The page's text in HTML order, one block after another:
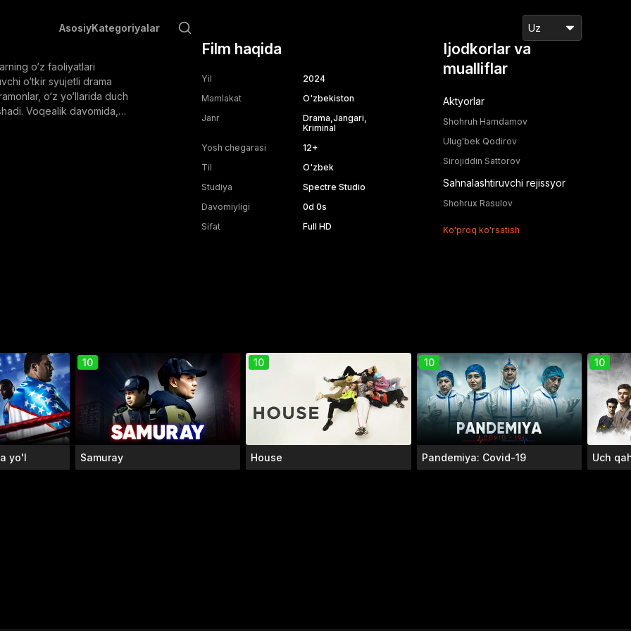
AsosiyKategoriyalar Uz
o‘z
qiluvchi
birlashgan
qaramay,
izlanishlari,
to‘qnashuvga
kelishi mumkun
o‘z faoliyatlari
o‘tkir syujetli drama
o‘z yo‘llarida duch
Voqealik davomida,
jinoiy guruh
natijasida yuzaga kelishi
Film haqida
Yil
2024
Mamlakat
O'zbekiston
Janr
Drama,Jangari,
Kriminal
Yosh chegarasi
12+
Til
O'zbek
Studiya
Spectre Studio
Davomiyligi
0d 0s
Sifat
Full HD
Ijodkorlar va
mualliflar
Aktyorlar
Shohruh Hamdamov
Ulug'bek Qodirov
Sirojiddin Sattorov
Sahnalashtiruvchi rejissyor
Shohrux Rasulov
Ko'proq ko'rsatish
yo'l
10
Samuray
10
House
10
Pandemiya: Covid-19
10
Uch